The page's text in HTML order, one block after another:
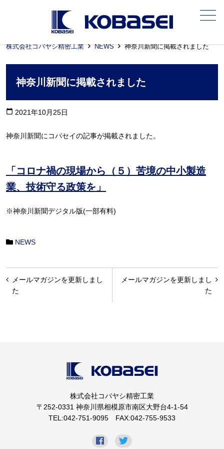
メニュー
株式会社コバヤシ精密工業 NEWS 神奈川新聞に掲載されました
神奈川新聞に掲載されました
calendar_today 2021年10月25日
神奈川新聞にコバセイの記事が掲載されました。
「コロナ禍の現場から（５）苦境の中小製造
業、技術守る政策を」
※神奈川新聞デジタル版(一部有料)
NEWS
投
稿
メールマガジンを更新しまし
た
メールマガジンを更新しまし
た
株式会社コバヤシ精密工業
〒252-0331 神奈川県相模原市南区大野台4-1-54
TEL:042-751-9095 FAX:042-755-9533